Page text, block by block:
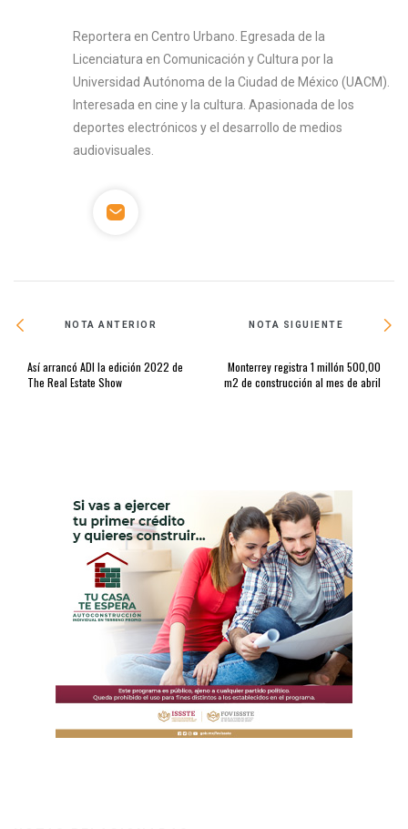
Reportera en Centro Urbano. Egresada de la
Licenciatura en Comunicación y Cultura por la
Universidad Autónoma de la Ciudad de México (UACM).
Interesada en cine y la cultura. Apasionada de los
deportes electrónicos y el desarrollo de medios
audiovisuales.
NOTA ANTERIOR
Así arrancó ADI la edición 2022 de
The Real Estate Show
NOTA SIGUIENTE
Monterrey registra 1 millón 500,00
m2 de construcción al mes de abril